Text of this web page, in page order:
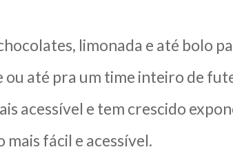
limonada e até bolo
até pra um time inteiro de
acessível e tem crescido
fácil e acessível.